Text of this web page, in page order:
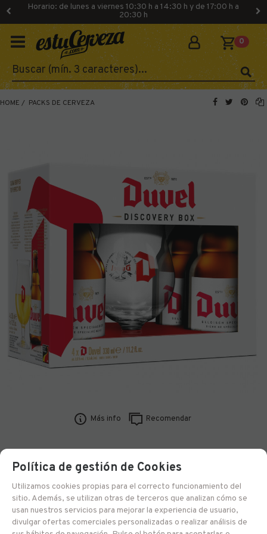
Horario: de lunes a viernes 10:30 h a 14:30 h y de 17:00 h a
20:30 h
0
HOME PACKS DE CERVEZA
Más info Recomendar
Pack Duvel
Pack 4 x33 cl + 1 Copa
Política de gestión de Cookies
Utilizamos cookies propias para el correcto funcionamiento del
sitio. Además, se utilizan otras de terceros que analizan cómo se
usan nuestros servicios para mejorar la experiencia de usuario,
divulgar ofertas comerciales personalizadas o realizar análisis de